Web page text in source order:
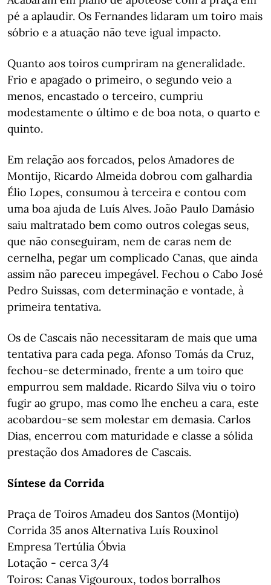
pé a aplaudir. Os Fernandes lidaram um toiro mais
sóbrio e a atuação não teve igual impacto.
Quanto aos toiros cumpriram na generalidade.
Frio e apagado o primeiro, o segundo veio a
menos, encastado o terceiro, cumpriu
modestamente o último e de boa nota, o quarto e
quinto.
Em relação aos forcados, pelos Amadores de
Montijo, Ricardo Almeida dobrou com galhardia
Élio Lopes, consumou à terceira e contou com
uma boa ajuda de Luís Alves. João Paulo Damásio
saiu maltratado bem como outros colegas seus,
que não conseguiram, nem de caras nem de
cernelha, pegar um complicado Canas, que ainda
assim não pareceu impegável. Fechou o Cabo José
Pedro Suissas, com determinação e vontade, à
primeira tentativa.
Os de Cascais não necessitaram de mais que uma
tentativa para cada pega. Afonso Tomás da Cruz,
fechou-se determinado, frente a um toiro que
empurrou sem maldade. Ricardo Silva viu o toiro
fugir ao grupo, mas como lhe encheu a cara, este
acobardou-se sem molestar em demasia. Carlos
Dias, encerrou com maturidade e classe a sólida
prestação dos Amadores de Cascais.
Síntese da Corrida
Praça de Toiros Amadeu dos Santos (Montijo)
Corrida 35 anos Alternativa Luís Rouxinol
Empresa Tertúlia Óbvia
Lotação - cerca 3/4
Toiros: Canas Vigouroux, todos borralhos